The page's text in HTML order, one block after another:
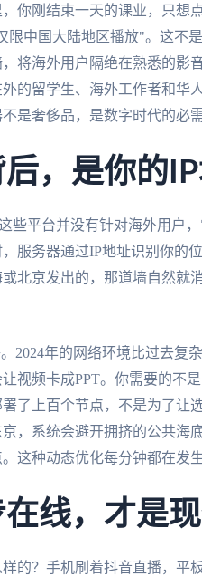
你刚结束一天的课业，只想
限中国大陆地区播放"。这不
将海外用户隔绝在熟悉的影
的留学生、海外工作者和华
是奢侈品，是数字时代的必需
，是你的
些平台并没有针对海外用户
服务器通过IP地址识别你的
北京发出的，那道墙自然就
2024年的网络环境比过去复
视频卡成PPT。你需要的不
了上百个节点，不是为了让
，系统会避开拥挤的公共海
这种动态优化每分钟都在发
线，才是
的？手机刷着抖音直播，平